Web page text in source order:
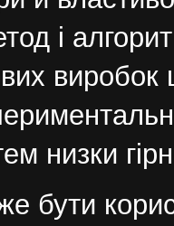
і
виробок
низки
бути